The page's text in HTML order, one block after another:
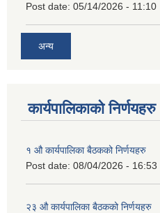
Post date: 05/14/2026 - 11:10
अन्य
कार्यपालिकाको निर्णयहरु
१ औ कार्यपालिका बैठकको निर्णयहरु
Post date: 08/04/2026 - 16:53
२३ औ कार्यपालिका बैठकको निर्णयहरु